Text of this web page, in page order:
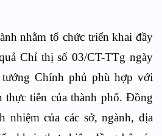
nhằm tổ chức triển khai đầy
Chỉ thị số 03/CT-TTg ngày
tướng Chính phủ phù hợp với
thực tiễn của thành phố. Đồng
nhiệm của các sở, ngành, địa